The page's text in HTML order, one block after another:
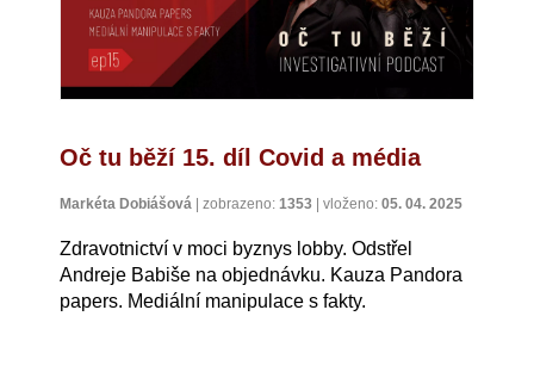
Oč tu běží 15. díl Covid a média
Markéta Dobiášová | zobrazeno: 1353 | vloženo: 05. 04. 2025
Zdravotnictví v moci byznys lobby. Odstřel
Andreje Babiše na objednávku. Kauza Pandora
papers. Mediální manipulace s fakty.